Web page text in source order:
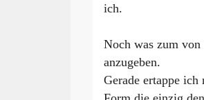
ich.
Noch was zum
anzugeben.
Gerade ertappe ich